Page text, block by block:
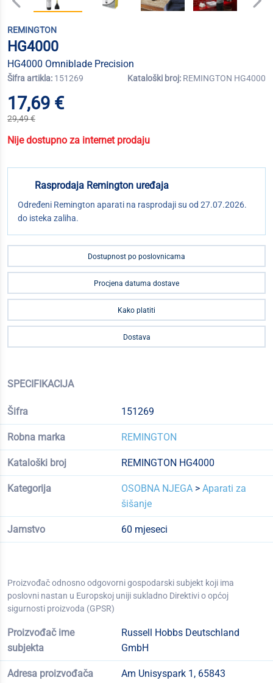
REMINGTON
HG4000
HG4000 Omniblade Precision
Šifra artikla: 151269 Kataloški broj: REMINGTON HG4000
17,69 €
29,49 €
Nije dostupno za internet prodaju
Rasprodaja Remington uređaja
Određeni Remington aparati na rasprodaji su od 27.07.2026.
do isteka zaliha.
Dostupnost po poslovnicama
Procjena datuma dostave
Kako platiti
Dostava
SPECIFIKACIJA
Šifra 151269
Robna marka REMINGTON
Kataloški broj REMINGTON HG4000
Kategorija OSOBNA NJEGA> Aparati za
šišanje
Jamstvo 60 mjeseci
Proizvođač odnosno odgovorni gospodarski subjekt koji ima
poslovni nastan u Europskoj uniji sukladno Direktivi o općoj
sigurnosti proizvoda (GPSR)
Proizvođač ime
subjekta
Russell Hobbs Deutschland
GmbH
Adresa proizvođača
Am Unisyspark 1, 65843